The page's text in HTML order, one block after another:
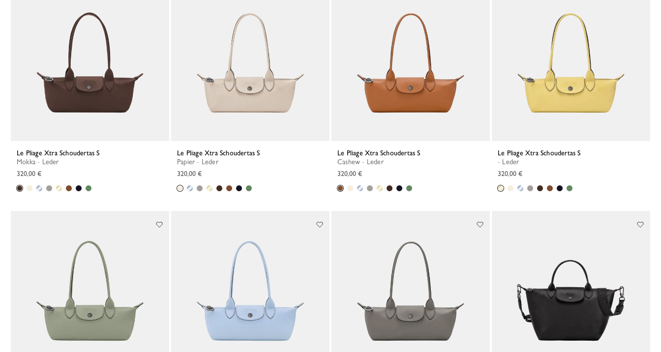
Le Pliage Xtra Schoudertas S
Mokka - Leder
320,00 €
Le Pliage Xtra Schoudertas S
Papier - Leder
320,00 €
Le Pliage Xtra Schoudertas S
Cashew - Leder
320,00 €
Le Pliage Xtra Schoudertas S
- Leder
320,00 €